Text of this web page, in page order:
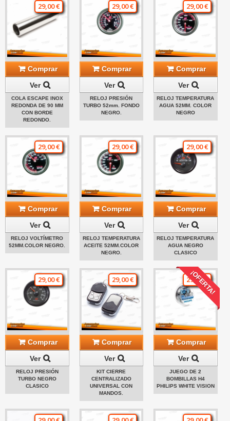
29,00 €
Comprar
Ver
COLA ESCAPE INOX
REDONDA DE 90 MM
CON BORDE
REDONDO.
29,00 €
Comprar
Ver
RELOJ PRESIÓN
TURBO 52mm. FONDO
NEGRO.
29,00 €
Comprar
Ver
RELOJ TEMPERATURA
AGUA 52MM. COLOR
NEGRO
29,00 €
Comprar
Ver
RELOJ VOLTÍMETRO
52MM.COLOR NEGRO.
29,00 €
Comprar
Ver
RELOJ TEMPERATURA
ACEITE 52MM.COLOR
NEGRO.
29,00 €
Comprar
Ver
RELOJ TEMPERATURA
AGUA NEGRO
CLASICO
29,00 €
Comprar
Ver
RELOJ PRESIÓN
TURBO NEGRO
CLASICO
29,00 €
Comprar
Ver
KIT CIERRE
CENTRALIZADO
UNIVERSAL CON
MANDOS.
¡OFERTA!
29,00 €
Comprar
Ver
JUEGO DE 2
BOMBILLAS H4
PHILIPS WHITE VISION